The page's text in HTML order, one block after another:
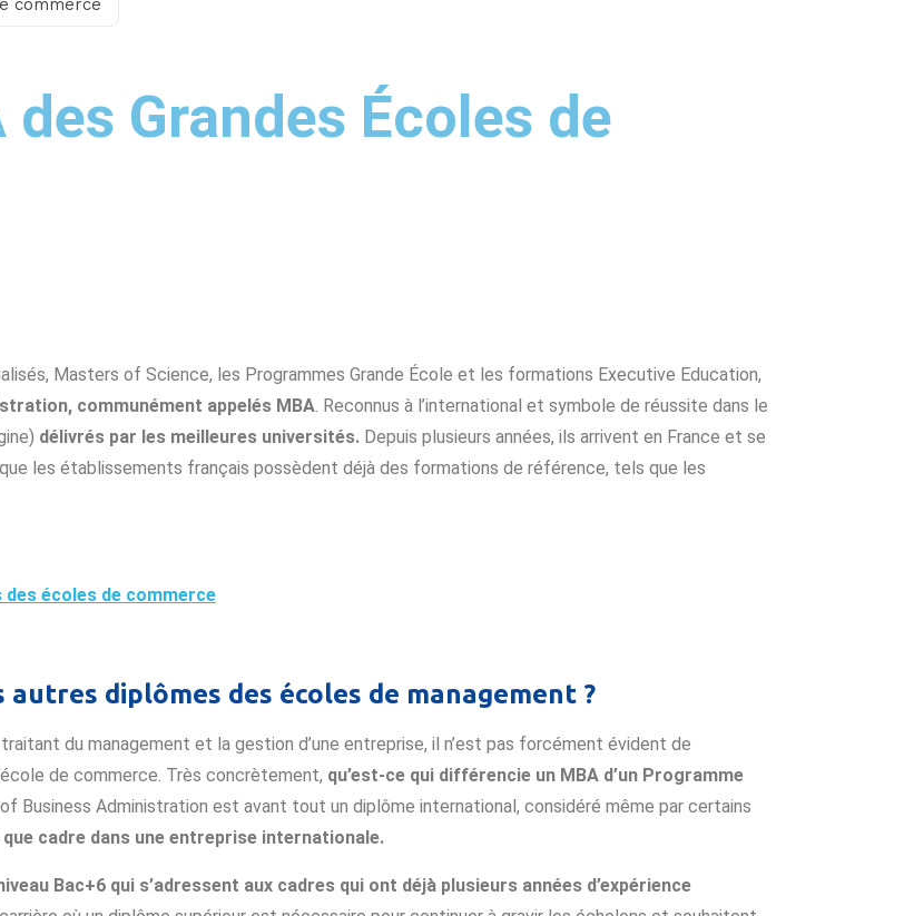
commerce
des Grandes Écoles de
Masters of Science, les Programmes Grande École et les formations Executive Education,
communément appelés MBA. Reconnus à l’international et symbole de réussite dans le
délivrés par les meilleures universités. Depuis plusieurs années, ils arrivent en France et se
les établissements français possèdent déjà des formations de référence, tels que les
des écoles de commerce
autres diplômes des écoles de management ?
du management et la gestion d’une entreprise, il n’est pas forcément évident de
de commerce. Très concrètement, qu’est-ce qui différencie un MBA d’un Programme
Business Administration est avant tout un diplôme international, considéré même par certains
cadre dans une entreprise internationale.
Bac+6 qui s’adressent aux cadres qui ont déjà plusieurs années d’expérience